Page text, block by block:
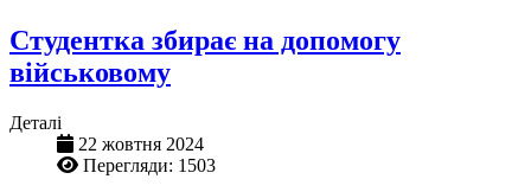
Студентка збирає на допомогу
військовому
Деталі
22 жовтня 2024
Перегляди: 1503